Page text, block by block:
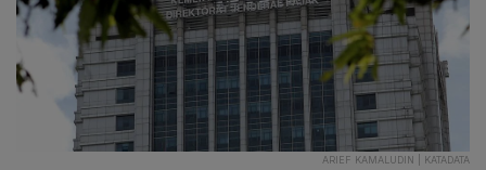
ARIEF KAMALUDIN | KATADATA